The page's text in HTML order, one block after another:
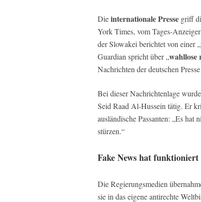
Dieinternationale Presse griff
York Times, vom Tages-
der Slowakei berichtet von einer „
Guardian spricht über „wahllose
Nachrichten der deutschen
Bei dieser Nachrichtenlage
Seid Raad Al-Hussein tätig. Er
ausländische Passanten: „Es
stürzen.“
Fake News hat funktioniert
Die Regierungsmedien
sie in das eigene antirechte